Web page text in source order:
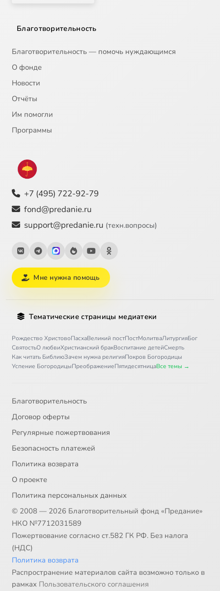
Благотворительность
Благотворительность — помочь нуждающимся
О фонде
Новости
Отчёты
Им помогли
Программы
+7 (495) 722-92-79
fond@predanie.ru
support@predanie.ru (техн.вопросы)
Мне нужна помощь
Тематические страницы медиатеки
Рождество ХристовоПасхаВеликий постПостМолитваЛитургияБог
СвятостьО любвиХристианский бракВоспитание детейСмерть
Как читать БиблиюЗачем нужна религияПокров Богородицы
Успение БогородицыПреображениеПятидесятницаВсе темы →
Благотворительность
Договор оферты
Регулярные пожертвования
Безопасность платежей
Политика возврата
О проекте
Политика персональных данных
© 2008 — 2026 Благотворительный фонд «Предание»
НКО №7712031589
Пожертвование согласно ст.582 ГК РФ. Без налога
(НДС)
Политика возврата
Распространение материалов сайта возможно только в
рамках Пользовательского соглашения